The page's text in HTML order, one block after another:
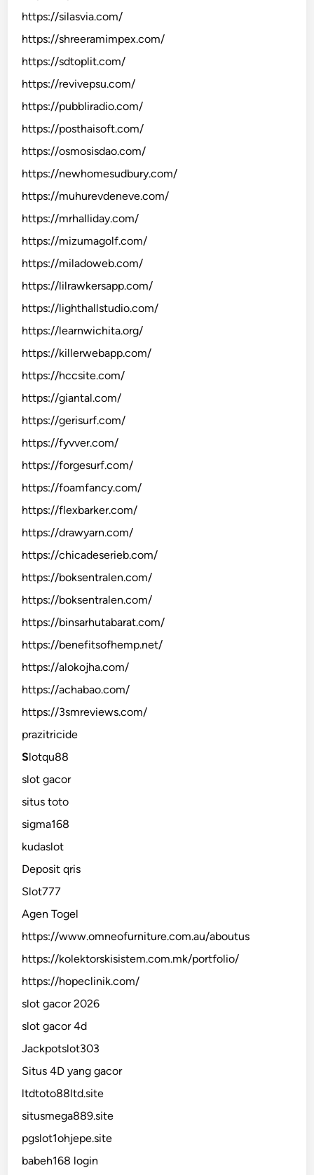
https://silasvia.com/
https://shreeramimpex.com/
https://sdtoplit.com/
https://revivepsu.com/
https://pubbliradio.com/
https://posthaisoft.com/
https://osmosisdao.com/
https://newhomesudbury.com/
https://muhurevdeneve.com/
https://mrhalliday.com/
https://mizumagolf.com/
https://miladoweb.com/
https://lilrawkersapp.com/
https://lighthallstudio.com/
https://learnwichita.org/
https://killerwebapp.com/
https://hccsite.com/
https://giantal.com/
https://gerisurf.com/
https://fyvver.com/
https://forgesurf.com/
https://foamfancy.com/
https://flexbarker.com/
https://drawyarn.com/
https://chicadeserieb.com/
https://boksentralen.com/
https://boksentralen.com/
https://binsarhutabarat.com/
https://benefitsofhemp.net/
https://alokojha.com/
https://achabao.com/
https://3smreviews.com/
prazitricide
Slotqu88
slot gacor
situs toto
sigma168
kudaslot
Deposit qris
Slot777
Agen Togel
https://www.omneofurniture.com.au/aboutus
https://kolektorskisistem.com.mk/portfolio/
https://hopeclinik.com/
slot gacor 2026
slot gacor 4d
Jackpotslot303
Situs 4D yang gacor
ltdtoto88ltd.site
situsmega889.site
pgslot1ohjepe.site
babeh168 login